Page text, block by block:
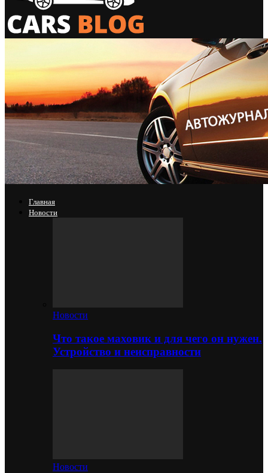
Главная
Новости
Новости
Что такое маховик и для чего он нужен.
Устройство и неисправности
Новости